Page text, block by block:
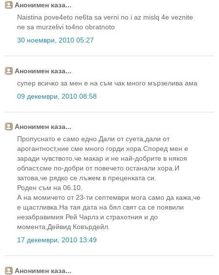
Анонимен каза...
Naistina pove4eto ne6ta sa verni no i az mislq 4e veznite
ne sa murzelivi to4no obratnoto
30 ноември, 2010 05:27
Анонимен каза...
супер всичко за мен е на съм чак много мързелива ама
09 декември, 2010 08:58
Анонимен каза...
Пропуснато е само едно.Дали от суета,дали от
арогантност,ние сме много горди хора.Според мен е
заради чувството,че макар и не най-добрите в някоя
област,сме по-добри от повечето останали хора.И
затова,че рядко се лъжем в преценката си.
Роден съм на 06.10.
А на момичето от 23-ти септември мога само да кажа,че
е щастливка.На тая дата на бял свят са се появили
незабравимия Рей Чарлз и страхотния и до
момента,Дейвид Ковърдейл.
17 декември, 2010 13:49
Анонимен каза...